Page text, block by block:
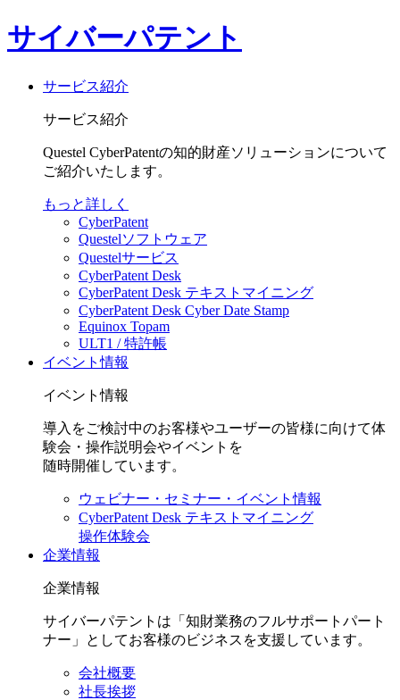
サイバーパテント
サービス紹介
サービス紹介
Questel CyberPatentの知的財産ソリューションについて
ご紹介いたします。
もっと詳しく
CyberPatent
Questelソフトウェア
Questelサービス
CyberPatent Desk
CyberPatent Desk テキストマイニング
CyberPatent Desk Cyber Date Stamp
Equinox Topam
ULT1 / 特許帳
イベント情報
イベント情報
導入をご検討中のお客様やユーザーの皆様に向けて体
験会・操作説明会やイベントを
随時開催しています。
ウェビナー・セミナー・イベント情報
CyberPatent Desk テキストマイニング
操作体験会
企業情報
企業情報
サイバーパテントは「知財業務のフルサポートパート
ナー」としてお客様のビジネスを支援しています。
会社概要
社長挨拶